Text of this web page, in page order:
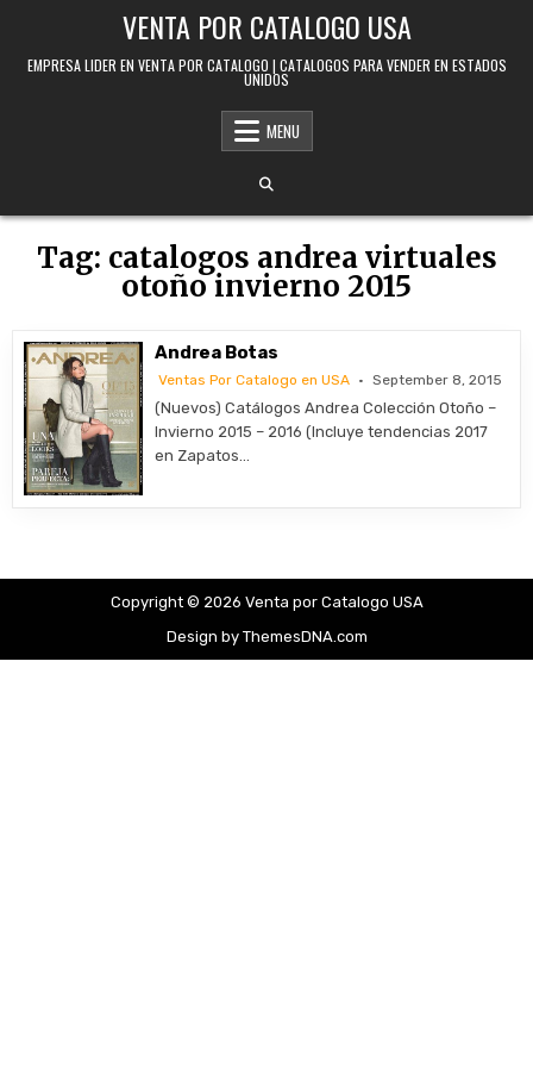
VENTA POR CATALOGO USA
EMPRESA LIDER EN VENTA POR CATALOGO | CATALOGOS PARA VENDER EN ESTADOS
UNIDOS
MENU
Tag: catalogos andrea virtuales
otoño invierno 2015
Andrea Botas
Ventas Por Catalogo en USA September 8, 2015
(Nuevos) Catálogos Andrea Colección Otoño –
Invierno 2015 – 2016 (Incluye tendencias 2017
en Zapatos…
Copyright © 2026 Venta por Catalogo USA
Design by ThemesDNA.com